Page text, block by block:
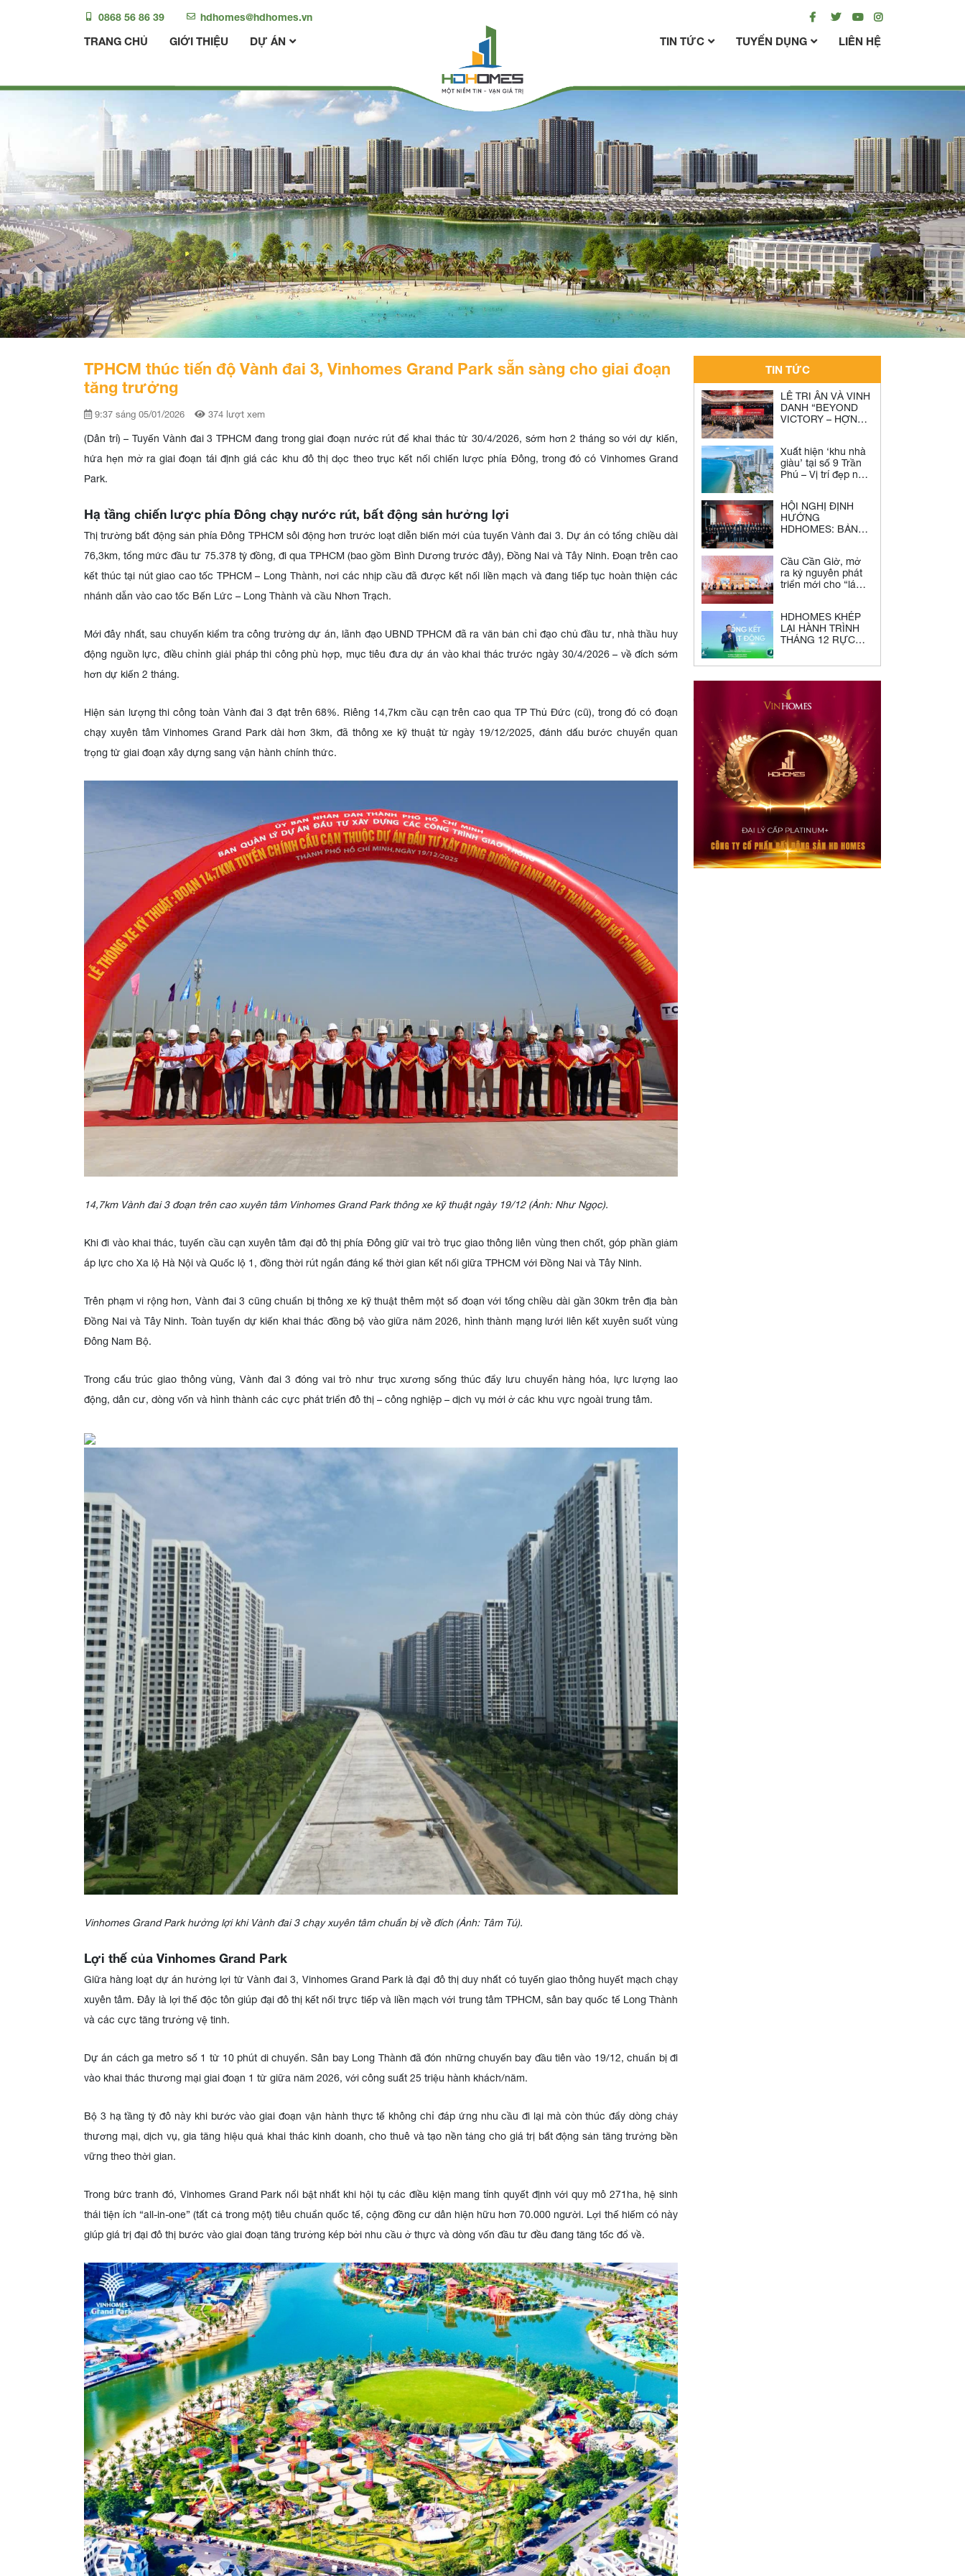
0868 56 86 39 hdhomes@hdhomes.vn
TRANG CHỦ GIỚI THIỆU DỰ ÁN TIN TỨC TUYỂN DỤNG LIÊN HỆ
TPHCM thúc tiến độ Vành đai 3, Vinhomes Grand Park sẵn sàng cho giai đoạn
tăng trưởng
9:37 sáng 05/01/2026 374 lượt xem
(Dân trí) – Tuyến Vành đai 3 TPHCM đang trong giai đoạn nước rút để khai thác từ 30/4/2026, sớm hơn 2 tháng so với dự kiến,
hứa hẹn mở ra giai đoạn tái định giá các khu đô thị dọc theo trục kết nối chiến lược phía Đông, trong đó có Vinhomes Grand
Park.
Hạ tầng chiến lược phía Đông chạy nước rút, bất động sản hưởng lợi
Thị trường bất động sản phía Đông TPHCM sôi động hơn trước loạt diễn biến mới của tuyến Vành đai 3. Dự án có tổng chiều dài
76,3km, tổng mức đầu tư 75.378 tỷ đồng, đi qua TPHCM (bao gồm Bình Dương trước đây), Đồng Nai và Tây Ninh. Đoạn trên cao
kết thúc tại nút giao cao tốc TPHCM – Long Thành, nơi các nhịp cầu đã được kết nối liền mạch và đang tiếp tục hoàn thiện các
nhánh dẫn vào cao tốc Bến Lức – Long Thành và cầu Nhơn Trạch.
Mới đây nhất, sau chuyến kiểm tra công trường dự án, lãnh đạo UBND TPHCM đã ra văn bản chỉ đạo chủ đầu tư, nhà thầu huy
động nguồn lực, điều chỉnh giải pháp thi công phù hợp, mục tiêu đưa dự án vào khai thác trước ngày 30/4/2026 – về đích sớm
hơn dự kiến 2 tháng.
Hiện sản lượng thi công toàn Vành đai 3 đạt trên 68%. Riêng 14,7km cầu cạn trên cao qua TP Thủ Đức (cũ), trong đó có đoạn
chạy xuyên tâm Vinhomes Grand Park dài hơn 3km, đã thông xe kỹ thuật từ ngày 19/12/2025, đánh dấu bước chuyển quan
trọng từ giai đoạn xây dựng sang vận hành chính thức.
14,7km Vành đai 3 đoạn trên cao xuyên tâm Vinhomes Grand Park thông xe kỹ thuật ngày 19/12 (Ảnh: Như Ngọc).
Khi đi vào khai thác, tuyến cầu cạn xuyên tâm đại đô thị phía Đông giữ vai trò trục giao thông liên vùng then chốt, góp phần giảm
áp lực cho Xa lộ Hà Nội và Quốc lộ 1, đồng thời rút ngắn đáng kể thời gian kết nối giữa TPHCM với Đồng Nai và Tây Ninh.
Trên phạm vi rộng hơn, Vành đai 3 cũng chuẩn bị thông xe kỹ thuật thêm một số đoạn với tổng chiều dài gần 30km trên địa bàn
Đồng Nai và Tây Ninh. Toàn tuyến dự kiến khai thác đồng bộ vào giữa năm 2026, hình thành mạng lưới liên kết xuyên suốt vùng
Đông Nam Bộ.
Trong cấu trúc giao thông vùng, Vành đai 3 đóng vai trò như trục xương sống thúc đẩy lưu chuyển hàng hóa, lực lượng lao
động, dân cư, dòng vốn và hình thành các cực phát triển đô thị – công nghiệp – dịch vụ mới ở các khu vực ngoài trung tâm.
Vinhomes Grand Park hưởng lợi khi Vành đai 3 chạy xuyên tâm chuẩn bị về đích (Ảnh: Tâm Tú).
Lợi thế của Vinhomes Grand Park
Giữa hàng loạt dự án hưởng lợi từ Vành đai 3, Vinhomes Grand Park là đại đô thị duy nhất có tuyến giao thông huyết mạch chạy
xuyên tâm. Đây là lợi thế độc tôn giúp đại đô thị kết nối trực tiếp và liền mạch với trung tâm TPHCM, sân bay quốc tế Long Thành
và các cực tăng trưởng vệ tinh.
Dự án cách ga metro số 1 từ 10 phút di chuyển. Sân bay Long Thành đã đón những chuyến bay đầu tiên vào 19/12, chuẩn bị đi
vào khai thác thương mại giai đoạn 1 từ giữa năm 2026, với công suất 25 triệu hành khách/năm.
Bộ 3 hạ tầng tỷ đô này khi bước vào giai đoạn vận hành thực tế không chỉ đáp ứng nhu cầu đi lại mà còn thúc đẩy dòng chảy
thương mại, dịch vụ, gia tăng hiệu quả khai thác kinh doanh, cho thuê và tạo nền tảng cho giá trị bất động sản tăng trưởng bền
vững theo thời gian.
Trong bức tranh đó, Vinhomes Grand Park nổi bật nhất khi hội tụ các điều kiện mang tính quyết định với quy mô 271ha, hệ sinh
thái tiện ích “all-in-one” (tất cả trong một) tiêu chuẩn quốc tế, cộng đồng cư dân hiện hữu hơn 70.000 người. Lợi thế hiếm có này
giúp giá trị đại đô thị bước vào giai đoạn tăng trưởng kép bởi nhu cầu ở thực và dòng vốn đầu tư đều đang tăng tốc đổ về.
TIN TỨC
LỄ TRI ÂN VÀ VINH
DANH “BEYOND
VICTORY – HƠN
RỰC RỠ KHÉP LẠI
HÀNH TRÌNH 2025
CỦA NGƯỜI
Xuất hiện ‘khu nhà
giàu’ tại số 9 Trần
Phú – Vị trí đẹp nhất
Trang
HỘI NGHỊ ĐỊNH
HƯỚNG
HDHOMES: BẢN
DÒNG 2026
Cầu Cần Giờ, mở
ra kỷ nguyên phát
triển mới cho “lá
HDHOMES KHÉP
LẠI HÀNH TRÌNH
THÁNG 12 RỰC
HOẠT ĐƯỜNG
ĐUA 2026